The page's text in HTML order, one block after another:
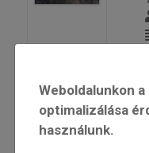
Weboldalunkon
optimalizálása
használunk.